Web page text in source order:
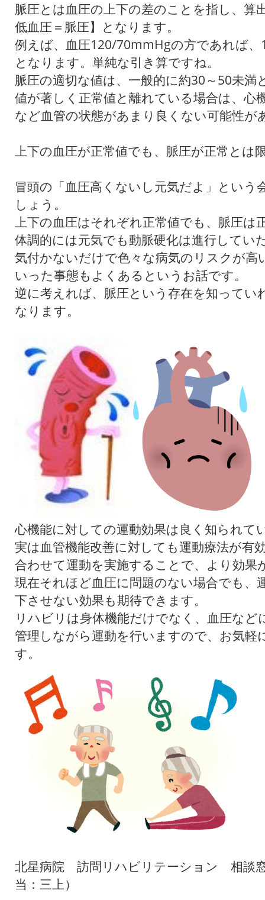
脈圧とは血圧の上下の差のことを指し、算
低血圧＝脈圧】となります。
例えば、血圧120/70mmHgの方であれば
となります。単純な引き算ですね。
脈圧の適切な値は、一般的に約30～50未
値が著しく正常値と離れている場合は、心
など血管の状態があまり良くない可能性が
上下の血圧が正常値でも、脈圧が正常とは
冒頭の「血圧高くないし元気だよ」という
しょう。
上下の血圧はそれぞれ正常値でも、脈圧は
体調的には元気でも動脈硬化は進行してい
気付かないだけで色々な病気のリスクが高
いった事態もよくあるというお話です。
逆に考えれば、脈圧という存在を知ってい
なります。
心機能に対しての運動効果は良く知られて
実は血管機能改善に対しても運動療法が有
合わせて運動を実施することで、より効果
現在それほど血圧に問題のない場合でも、
下させない効果も期待できます。
リハビリは身体機能だけでなく、血圧な
管理しながら運動を行いますので、お気軽
す。
北星病院 訪問リハビリテーション 相談
当：三上）